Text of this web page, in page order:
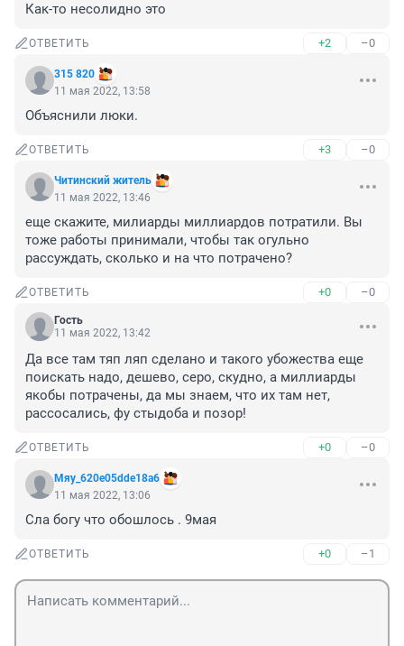
Как-то несолидно это
ОТВЕТИТЬ +2 –0
315 820
11 мая 2022, 13:58
Объяснили люки.
ОТВЕТИТЬ +3 –0
Читинский житель
11 мая 2022, 13:46
еще скажите, милиарды миллиардов потратили. Вы
тоже работы принимали, чтобы так огульно
рассуждать, сколько и на что потрачено?
ОТВЕТИТЬ +0 –0
Гость
11 мая 2022, 13:42
Да все там тяп ляп сделано и такого убожества еще
поискать надо, дешево, серо, скудно, а миллиарды
якобы потрачены, да мы знаем, что их там нет,
рассосались, фу стыдоба и позор!
ОТВЕТИТЬ +0 –0
Мяу_620e05dde18a6
11 мая 2022, 13:06
Сла богу что обошлось . 9мая
ОТВЕТИТЬ +0 –1